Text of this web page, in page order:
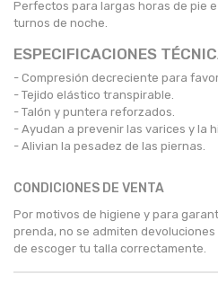
Perfectos para largas horas de pie
turnos de noche.
ESPECIFICACIONES
- Compresión decreciente para
- Tejido elástico transpirable.
- Talón y puntera reforzados.
- Ayudan a prevenir las varices y la
- Alivian la pesadez de las piernas.
CONDICIONES DE VENTA
Por motivos de higiene y para
prenda, no se admiten
de escoger tu talla correctamente.